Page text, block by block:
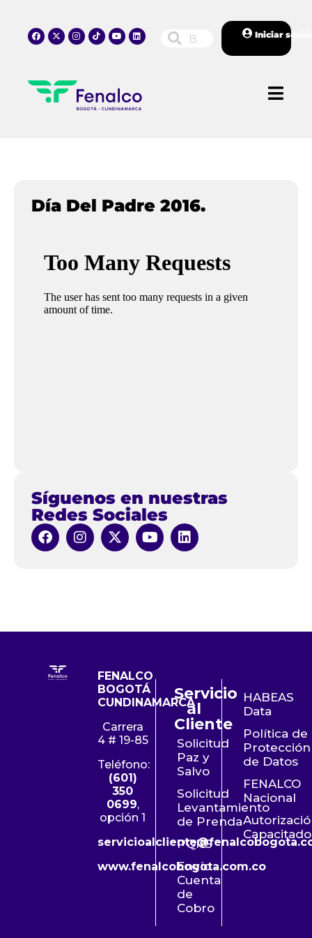
Iniciar
Día Del Padre 2016.
Síguenos en nuestras
Redes Sociales
FENALCO
BOGOTÁ
CUNDINAMARCA
Carrera
4 # 19-85
Teléfono:
(601)
350
0699,
opción 1
www.fenalcobogota.com.co
Servicio
al
Cliente
Solicitud
Paz y
Salvo
Solicitud
Levantamiento
de Prenda
PQRS
Envío
Cuenta
de
Cobro
HABEAS
Data
Política de
Protección
de Datos
FENALCO
Nacional